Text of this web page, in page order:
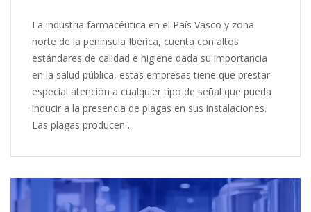
La industria farmacéutica en el País Vasco y zona
norte de la peninsula Ibérica, cuenta con altos
estándares de calidad e higiene dada su importancia
en la salud pública, estas empresas tiene que prestar
especial atención a cualquier tipo de señal que pueda
inducir a la presencia de plagas en sus instalaciones.
Las plagas producen ...